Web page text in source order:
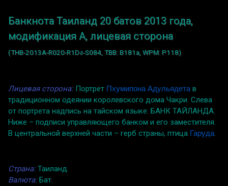
Банкнота Таиланд 20 батов 2013 года,
модификация A, лицевая сторона
(THB-2013A-R020-R1Dง-S084, TBB: B181a, WPM: P118)
Лицевая сторона:Портрет Пхумипона Адульядетав
традиционном одеянии королевского дома Чакри. Слева
от портрета надпись на тайском языке: БАНК ТАЙЛАНДА.
Ниже – подписи управляющего банком и его заместителя.
В центральной верхней части – герб страны, птица Гаруда.
Страна:Таиланд.
Валюта:Бат.